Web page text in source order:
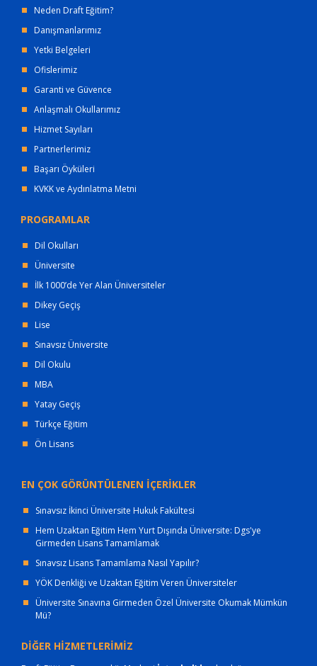
Neden Draft Eğitim?
Danışmanlarımız
Yetki Belgeleri
Ofislerimiz
Garanti ve Güvence
Anlaşmalı Okullarımız
Hizmet Sayıları
Partnerlerimiz
Başarı Öyküleri
KVKK ve Aydınlatma Metni
PROGRAMLAR
Dil Okulları
Üniversite
İlk 1000’de Yer Alan Üniversiteler
Dikey Geçiş
Lise
Sınavsız Üniversite
Dil Okulu
MBA
Yatay Geçiş
Türkçe Eğitim
Ön Lisans
EN ÇOK GÖRÜNTÜLENEN İÇERİKLER
Sınavsız İkinci Üniversite Hukuk Fakültesi
Hem Uzaktan Eğitim Hem Yurt Dışında Üniversite: Dgs'ye
Girmeden Lisans Tamamlamak
Sınavsız Lisans Tamamlama Nasıl Yapılır?
YÖK Denkliği ve Uzaktan Eğitim Veren Üniversiteler
Üniversite Sınavına Girmeden Özel Üniversite Okumak Mümkün
Mü?
DİĞER HİZMETLERİMİZ